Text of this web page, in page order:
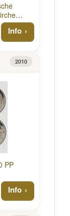
Info
2010
PP
Info